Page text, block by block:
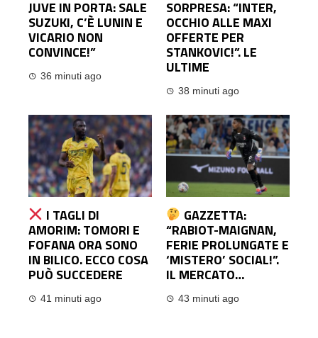
JUVE IN PORTA: SALE
SUZUKI, C’È LUNIN E
VICARIO NON
CONVINCE!”
36 minuti ago
SORPRESA: “INTER,
OCCHIO ALLE MAXI
OFFERTE PER
STANKOVIC!”. LE
ULTIME
38 minuti ago
I TAGLI DI
AMORIM: TOMORI E
FOFANA ORA SONO
IN BILICO. ECCO COSA
PUÒ SUCCEDERE
41 minuti ago
GAZZETTA:
“RABIOT-MAIGNAN,
FERIE PROLUNGATE E
‘MISTERO’ SOCIAL!”.
IL MERCATO…
43 minuti ago